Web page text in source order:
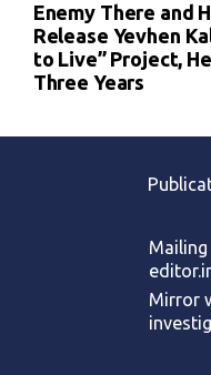
Enemy There and
Release Yevhen
to Live” Project,
Three Years
Mirror